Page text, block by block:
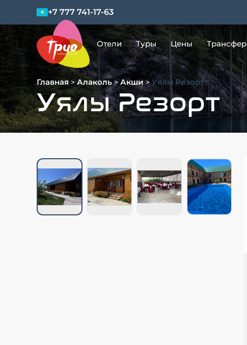
+7 777 741-17-63
Отели Туры Цены Трансфер
Главная > Алаколь > Акши > Уялы Резорт
Уялы Резорт